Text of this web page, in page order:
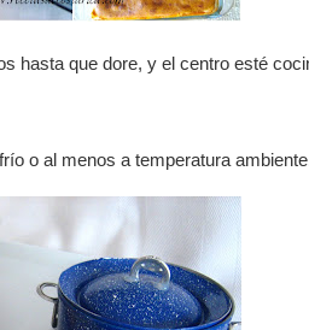
hasta que dore, y el centro esté
o al menos a temperatura